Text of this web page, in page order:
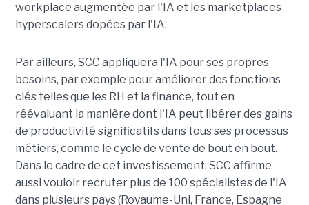
workplace augmentée par l'IA et les marketplaces
hyperscalers dopées par l'IA.
Par ailleurs, SCC appliquera l'IA pour ses propres
besoins, par exemple pour améliorer des fonctions
clés telles que les RH et la finance, tout en
réévaluant la manière dont l'IA peut libérer des gains
de productivité significatifs dans tous ses processus
métiers, comme le cycle de vente de bout en bout.
Dans le cadre de cet investissement, SCC affirme
aussi vouloir recruter plus de 100 spécialistes de l'IA
dans plusieurs pays (Royaume-Uni, France, Espagne